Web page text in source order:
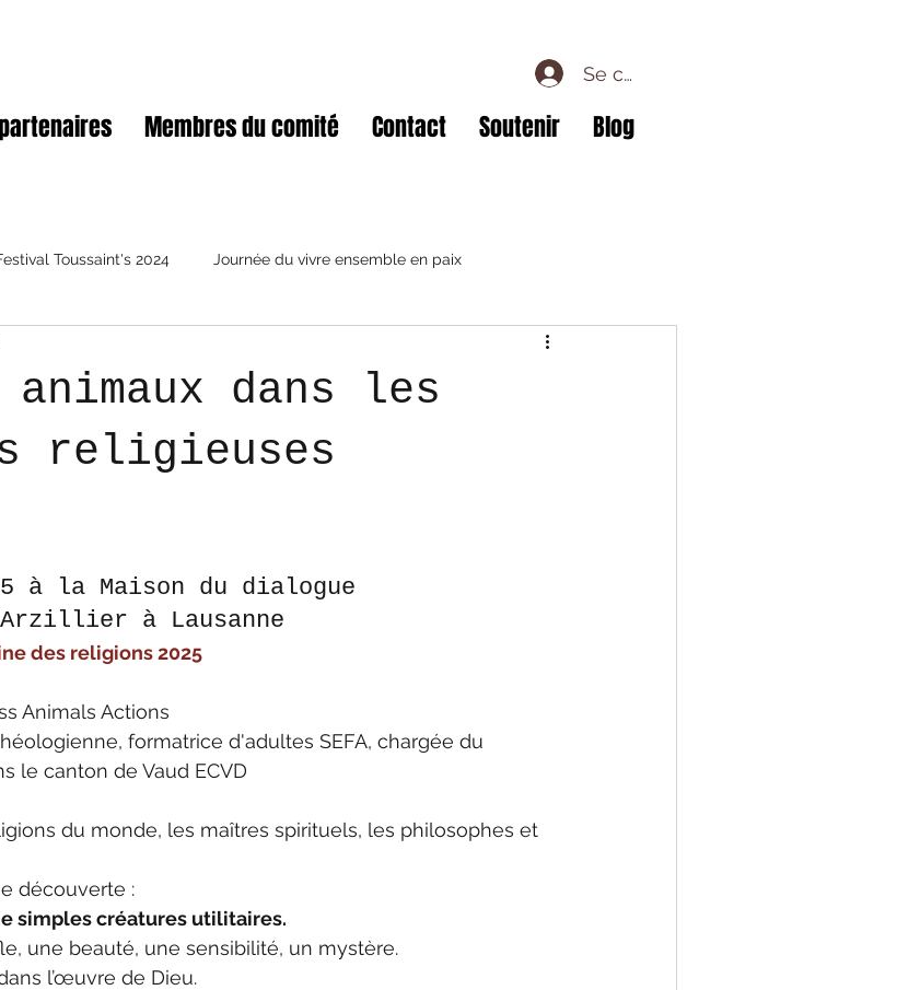
Se connecter
Membres du comité Contact Soutenir Blog
Toussaint's 2024 Journée du vivre ensemble en paix
animaux dans les
religieuses
à la Maison du dialogue
à Lausanne
des religions 2025
Animals Actions
formatrice d'adultes SEFA, chargée du
le canton de Vaud ECVD
du monde, les maîtres spirituels, les philosophes et
découverte :
simples créatures utilitaires.
une beauté, une sensibilité, un mystère.
l’œuvre de Dieu.